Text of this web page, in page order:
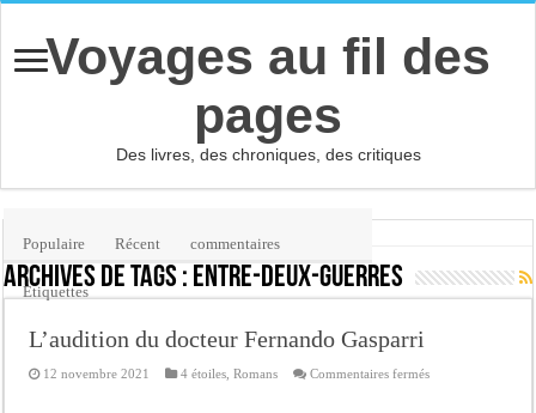
Voyages au fil des
pages
Des livres, des chroniques, des critiques
Archives de tags : entre-deux-guerres
L’audition du docteur Fernando Gasparri
12 novembre 2021 4 étoiles ,Romans Commentaires ferméssur
Populaire Récent commentaires
Etiquettes